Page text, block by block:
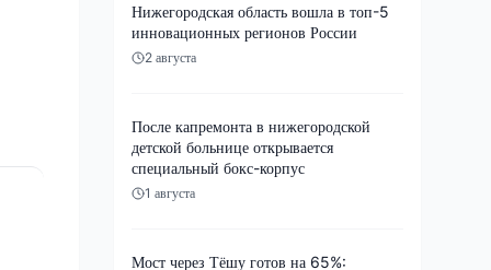
Нижегородская область вошла в топ-5
инновационных регионов России
2 августа
После капремонта в нижегородской
детской больнице открывается
специальный бокс-корпус
1 августа
Мост через Тёшу готов на 65%: